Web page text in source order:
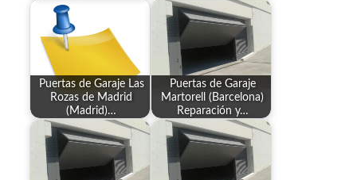
Puertas de Garaje Las
Rozas de Madrid
(Madrid)…
Puertas de Garaje
Martorell (Barcelona)
Reparación y…